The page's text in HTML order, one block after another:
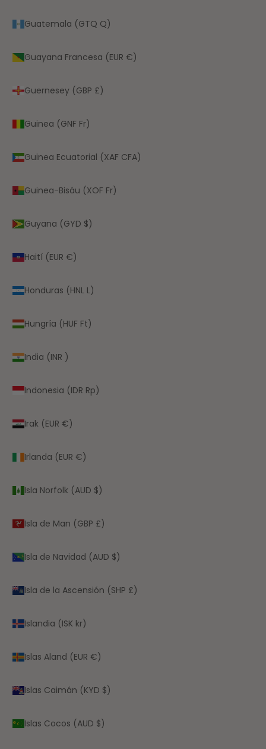
Guatemala (GTQ Q)
Guayana Francesa (EUR €)
Guernesey (GBP £)
Guinea (GNF Fr)
Guinea Ecuatorial (XAF CFA)
Guinea-Bisáu (XOF Fr)
Guyana (GYD $)
Haití (EUR €)
Honduras (HNL L)
Hungría (HUF Ft)
India (INR ₹)
Indonesia (IDR Rp)
Irak (EUR €)
Irlanda (EUR €)
Isla Norfolk (AUD $)
Isla de Man (GBP £)
Isla de Navidad (AUD $)
Isla de la Ascensión (SHP £)
Islandia (ISK kr)
Islas Aland (EUR €)
Islas Caimán (KYD $)
Islas Cocos (AUD $)